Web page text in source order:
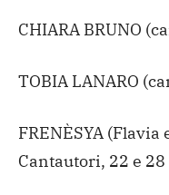
CHIARA BRUNO
TOBIA LANARO
FRENÈSYA
Cantautori, 22 e